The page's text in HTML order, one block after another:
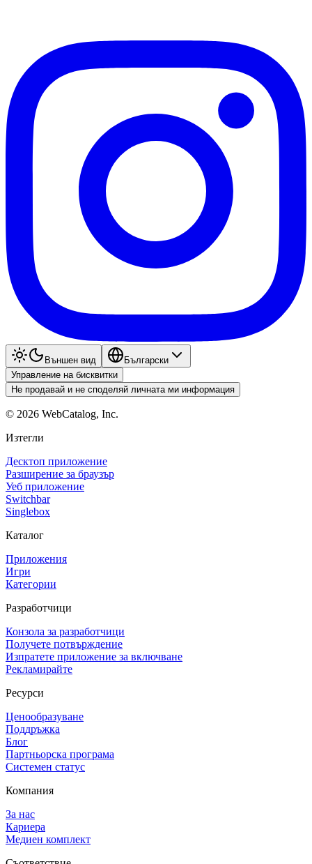
Външен вид
Български
Управление на бисквитки
Не продавай и не споделяй личната ми информация
© 2026 WebCatalog, Inc.
Изтегли
Десктоп приложение
Разширение за браузър
Уеб приложение
Switchbar
Singlebox
Каталог
Приложения
Игри
Категории
Разработчици
Конзола за разработчици
Получете потвърждение
Изпратете приложение за включване
Рекламирайте
Ресурси
Ценообразуване
Поддръжка
Блог
Партньорска програма
Системен статус
Компания
За нас
Кариера
Медиен комплект